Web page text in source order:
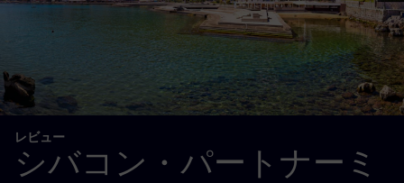
レビュー
シバコン・パートナーミ